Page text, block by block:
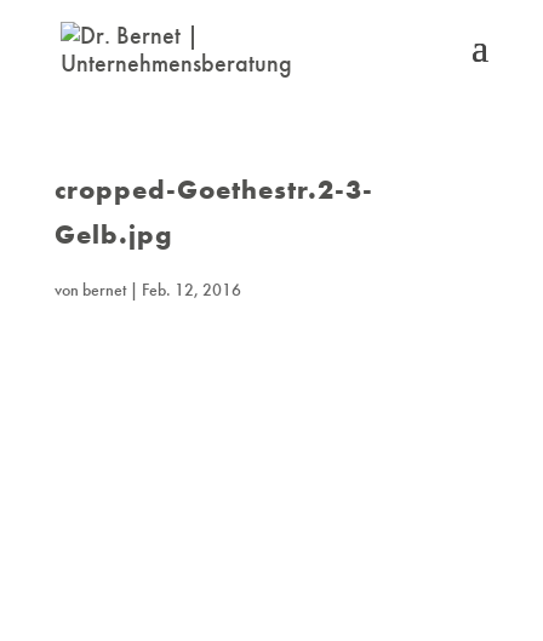
cropped-Goethestr.2-3-
Gelb.jpg
von bernet| Feb. 12, 2016